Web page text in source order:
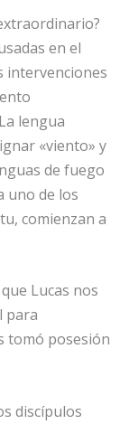
en el
intervenciones
lengua
«viento» y
de fuego
uno de los
comienzan a
Lucas nos
para
tomó posesión
discípulos